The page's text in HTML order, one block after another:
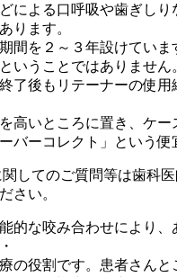
による口呼吸や歯ぎしり
ります。
間を２～３年設けていま
いうことではありません
了後もリテーナーの使用
高いところに置き、ケー
バーコレクト」という便
してのご質問等は歯科
さい。
的な咬み合わせにより、
の役割です。患者さんと